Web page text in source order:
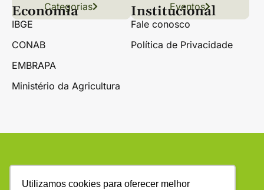
Utilizamos cookies para oferecer melhor
Links úteis
Conteúdo Grãos
Florestas Hortifrúti
Categorias Eventos
Economia
IBGE
CONAB
EMBRAPA
Ministério da Agricultura
Institucional
Fale conosco
Política de Privacidade